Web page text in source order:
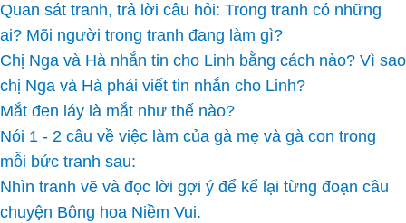
Quan sát tranh, trả lời câu hỏi: Trong tranh có những
ai? Mõi người trong tranh đang làm gì?
Chị Nga và Hà nhắn tin cho Linh bằng cách nào? Vì sao
chị Nga và Hà phải viết tin nhắn cho Linh?
Mắt đen láy là mắt như thế nào?
Nói 1 - 2 câu về việc làm của gà mẹ và gà con trong
mỗi bức tranh sau:
Nhìn tranh vẽ và đọc lời gợi ý để kể lại từng đoạn câu
chuyện Bông hoa Niềm Vui.